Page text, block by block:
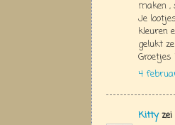
maken ,
Je
kleuren
gelukt
Groetjes
4
Kittyzei